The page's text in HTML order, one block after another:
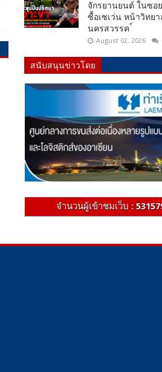
จักรยานยนต์ ในซอ
ซื้อเซเว่น หน้าวิทย
นครสวรรค ์
August 02, 2026
สนับสนุนข่าวโดย
จำนวนผู้เข้าชมเว็บ :